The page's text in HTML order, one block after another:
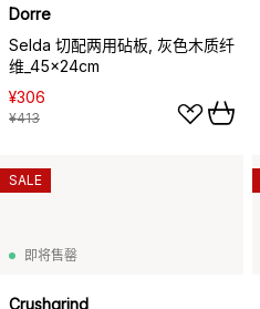
Dorre
Selda 切配两用砧板, 灰色木质纤
维_45x24cm
¥306
¥413
即将售罄
Crushgrind
SALE